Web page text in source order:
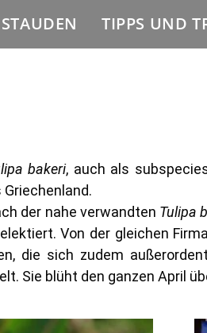
TIPPS UND
bakeri, auch als
der nahe verwandten Tulipa
Von der gleichen
die sich zudem
Sie blüht den ganzen April